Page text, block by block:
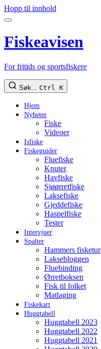
Hopp til innhold
Fiskeavisen
For fritids og sportsfiskere
Søk... Ctrl K
Hjem
Nyheter
Fiske
Videoer
Isfiske
Fiskeguider
Fluefiske
Knuter
Havfiske
Sjøørretfiske
Laksefiske
Gjeddefiske
Haspelfiske
Tester
Intervjuer
Spalter
Hammers fisketur
Laksebloggen
Fluebinding
Ørretboksen
Fisk til folket
Matlaging
Fiskekart
Huggtabell
Huggtabell 2023
Huggtabell 2022
Huggtabell 2021